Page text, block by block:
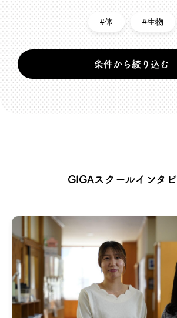
体 生物
条件から絞り込む
GIGAスクールインタビ